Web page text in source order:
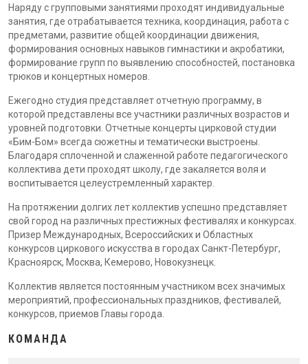
Наряду с групповыми занятиями проходят индивидуальные
занятия, где отрабатывается техника, координация, работа с
предметами, развитие общей координации движения,
формирования основных навыков гимнастики и акробатики,
формирование групп по выявлению способностей, постановка
трюков и концертных номеров.
Ежегодно студия представляет отчетную программу, в
которой представлены все участники различных возрастов и
уровней подготовки. Отчетные концерты цирковой студии
«Бим-Бом» всегда сюжетны и тематически выстроены.
Благодаря сплоченной и слаженной работе педагогического
коллектива дети проходят школу, где закаляется воля и
воспитывается целеустремленный характер.
На протяжении долгих лет коллектив успешно представляет
свой город на различных престижных фестивалях и конкурсах.
Призер Международных, Всероссийских и Областных
конкурсов циркового искусства в городах Санкт-Петербург,
Красноярск, Москва, Кемерово, Новокузнецк.
Коллектив является постоянным участником всех значимых
мероприятий, профессиональных праздников, фестивалей,
конкурсов, приемов Главы города.
КОМАНДА